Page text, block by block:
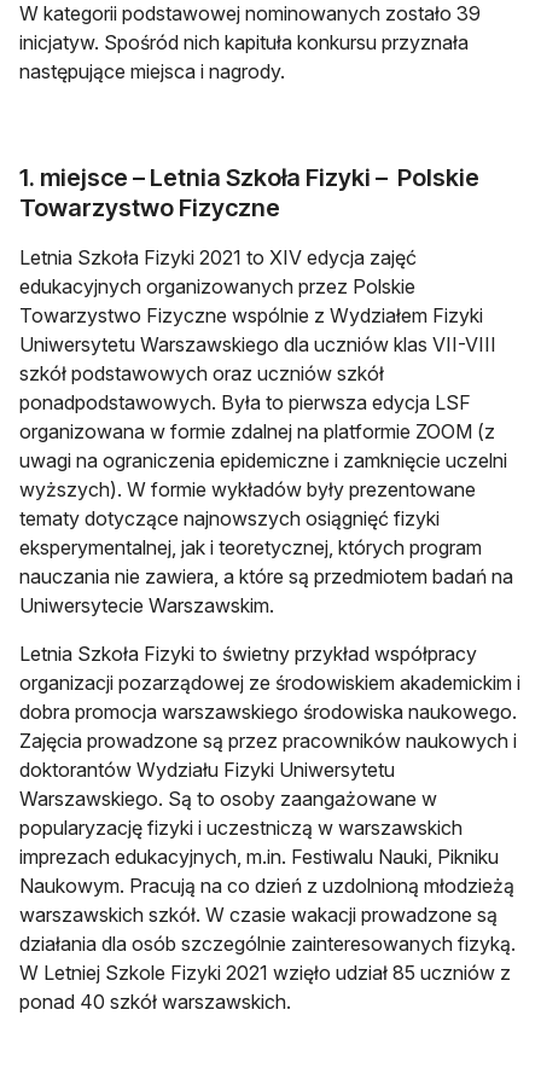
W kategorii podstawowej nominowanych zostało 39
inicjatyw. Spośród nich kapituła konkursu przyznała
następujące miejsca i nagrody.
1. miejsce – Letnia Szkoła Fizyki – Polskie
Towarzystwo Fizyczne
Letnia Szkoła Fizyki 2021 to XIV edycja zajęć
edukacyjnych organizowanych przez Polskie
Towarzystwo Fizyczne wspólnie z Wydziałem Fizyki
Uniwersytetu Warszawskiego dla uczniów klas VII-VIII
szkół podstawowych oraz uczniów szkół
ponadpodstawowych. Była to pierwsza edycja LSF
organizowana w formie zdalnej na platformie ZOOM (z
uwagi na ograniczenia epidemiczne i zamknięcie uczelni
wyższych). W formie wykładów były prezentowane
tematy dotyczące najnowszych osiągnięć fizyki
eksperymentalnej, jak i teoretycznej, których program
nauczania nie zawiera, a które są przedmiotem badań na
Uniwersytecie Warszawskim.
Letnia Szkoła Fizyki to świetny przykład współpracy
organizacji pozarządowej ze środowiskiem akademickim i
dobra promocja warszawskiego środowiska naukowego.
Zajęcia prowadzone są przez pracowników naukowych i
doktorantów Wydziału Fizyki Uniwersytetu
Warszawskiego. Są to osoby zaangażowane w
popularyzację fizyki i uczestniczą w warszawskich
imprezach edukacyjnych, m.in. Festiwalu Nauki, Pikniku
Naukowym. Pracują na co dzień z uzdolnioną młodzieżą
warszawskich szkół. W czasie wakacji prowadzone są
działania dla osób szczególnie zainteresowanych fizyką.
W Letniej Szkole Fizyki 2021 wzięło udział 85 uczniów z
ponad 40 szkół warszawskich.